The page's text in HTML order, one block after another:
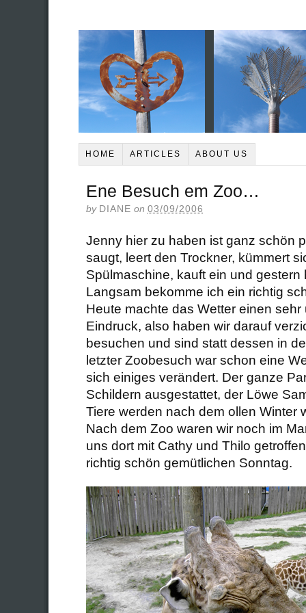
HOME ARTICLES ABOUT US
Ene Besuch em Zoo…
by DIANE on 03/09/2006
Jenny hier zu haben ist ganz schön
saugt, leert den Trockner, kümmert
Spülmaschine, kauft ein und gestern
Langsam bekomme ich ein richtig
Heute machte das Wetter einen
Eindruck, also haben wir darauf
besuchen und sind statt dessen in
letzter Zoobesuch war schon eine
sich einiges verändert. Der ganze
Schildern ausgestattet, der Löwe
Tiere werden nach dem ollen Winter
Nach dem Zoo waren wir noch im
uns dort mit Cathy und Thilo
richtig schön gemütlichen Sonntag.